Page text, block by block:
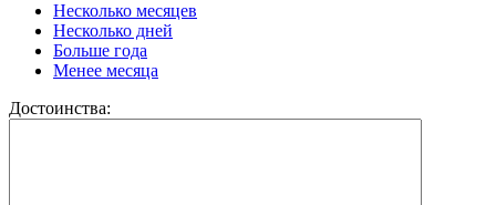
Несколько месяцев
Несколько дней
Больше года
Менее месяца
Достоинства: